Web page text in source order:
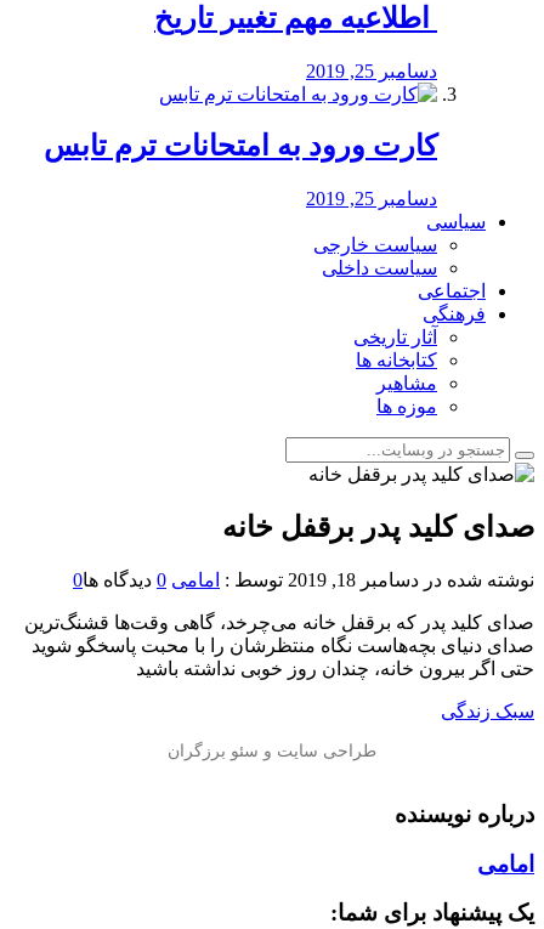
️ اطلاعیه مهم تغییر تاریخ
دسامبر 25, 2019
کارت ورود به امتحانات ترم تابس
دسامبر 25, 2019
سیاسی
سیاست خارجی
سیاست داخلی
اجتماعی
فرهنگی
آثار تاریخی
کتابخانه ها
مشاهیر
موزه ها
صدای کلید پدر برقفل خانه
نوشته شده در دسامبر 18, 2019 توسط : امامی 0 دیدگاه ها0
صدای کلید پدر که برقفل خانه می‌چرخد، گاهی وقت‌ها قشنگ‌ترین
صدای دنیای بچه‌هاست نگاه منتظرشان را با محبت پاسخگو شوید
حتی اگر بیرون خانه، چندان روز خوبی نداشته باشید
سبک زندگی
درباره نویسنده
امامی
یک پیشنهاد برای شما: